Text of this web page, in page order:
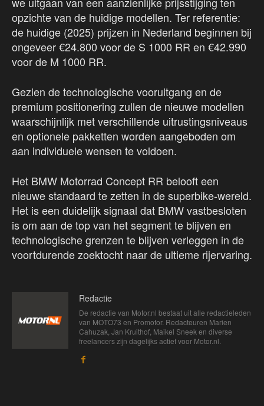
opzichte van de huidige modellen. Ter referentie:
de huidige (2025) prijzen in Nederland beginnen bij
ongeveer €24.800 voor de S 1000 RR en €42.990
voor de M 1000 RR.
Gezien de technologische vooruitgang en de
premium positionering zullen de nieuwe modellen
waarschijnlijk met verschillende uitrustingsniveaus
en optionele pakketten worden aangeboden om
aan individuele wensen te voldoen.
Het BMW Motorrad Concept RR belooft een
nieuwe standaard te zetten in de superbike-wereld.
Het is een duidelijk signaal dat BMW vastbesloten
is om aan de top van het segment te blijven en
technologische grenzen te blijven verleggen in de
voortdurende zoektocht naar de ultieme rijervaring.
Redactie
De redactie van Motor.nl bestaat uit alle redactieleden
van MOTO73 en Promotor. Redacteuren Marien
Cahuzak, Jan Kruithof, Maikel Sneek en diverse
freelancers zijn dagelijks actief voor Motor.nl.